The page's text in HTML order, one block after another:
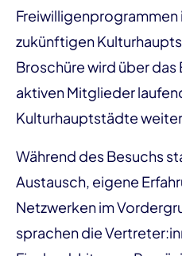
Freiwilligenprogrammen
zukünftigen
Broschüre wird über das
aktiven Mitglieder
Kulturhauptstädte
Während des Besuchs
Austausch, eigene
Netzwerken im
sprachen die